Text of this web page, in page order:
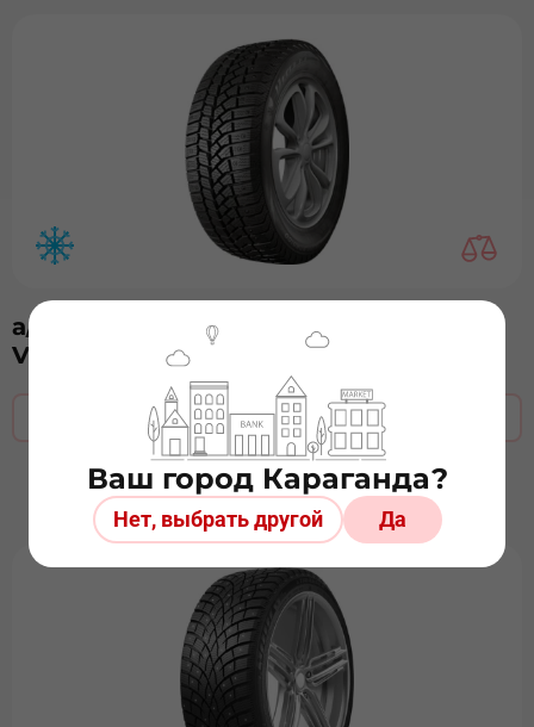
а/ш 205/65х16 V-522 Brina Nordico б/к
Viatti з-д шип
Оставить заявку
Ваш город Караганда?
Нет, выбрать другой Да